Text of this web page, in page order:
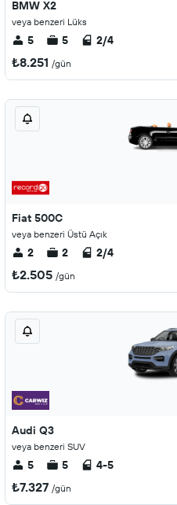
BMW X2
veya benzeri Lüks
5 5 2/4
₺8.251 /gün
Fiat 500C
veya benzeri Üstü Açık
2 2 2/4
₺2.505 /gün
Audi Q3
veya benzeri SUV
5 5 4-5
₺7.327 /gün